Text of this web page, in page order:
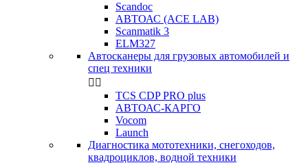
Scandoc
АВТОАС (ACE LAB)
Scanmatik 3
ELM327
Автосканеры для грузовых автомобилей и
спец техники
 
TCS CDP PRO plus
АВТОАС-КАРГО
Vocom
Launch
Диагностика мототехники, снегоходов,
квадроциклов, водной техники